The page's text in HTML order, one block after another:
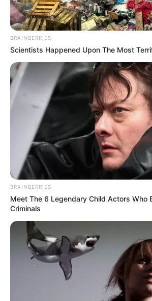
(foto: instagram/
4. Tetap imut dengan atasan yang cukup
BRAINBERRIES
Scientists Happened Upon The Most
BRAINBERRIES
Meet The 6 Legendary Child Actors Who
Criminals